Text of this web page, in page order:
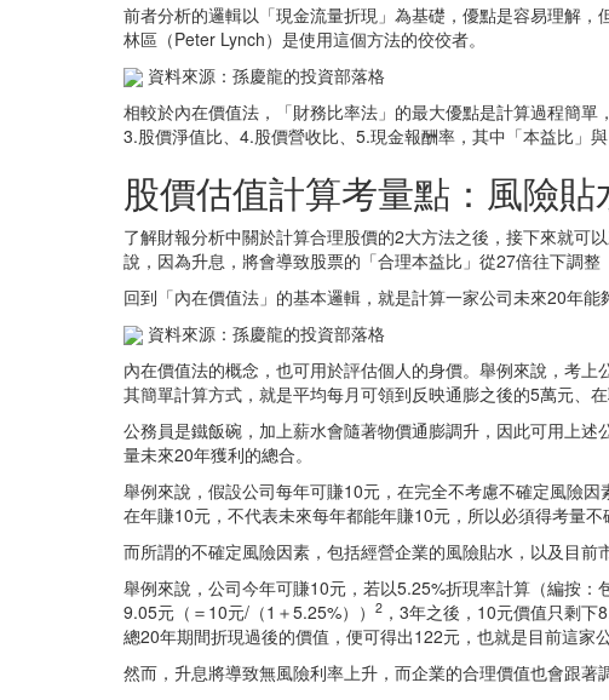
前者分析的邏輯以「現金流量折現」為基礎，優點是容易理解
林區（Peter Lynch）是使用這個方法的佼佼者。
資料來源：孫慶龍的投資部落格
相較於內在價值法，「財務比率法」的最大優點是計算過程簡
3.股價淨值比、4.股價營收比、5.現金報酬率，其中「本益比」
股價估值計算考量點：風險
了解財報分析中關於計算合理股價的2大方法之後，接下來就可
說，因為升息，將會導致股票的「合理本益比」從27倍往下調
回到「內在價值法」的基本邏輯，就是計算一家公司未來20年
資料來源：孫慶龍的投資部落格
內在價值法的概念，也可用於評估個人的身價。舉例來說，考
其簡單計算方式，就是平均每月可領到反映通膨之後的5萬元、
公務員是鐵飯碗，加上薪水會隨著物價通膨調升，因此可用上
量未來20年獲利的總合。
舉例來說，假設公司每年可賺10元，在完全不考慮不確定風險
在年賺10元，不代表未來每年都能年賺10元，所以必須得考量不
而所謂的不確定風險因素，包括經營企業的風險貼水，以及目
舉例來說，公司今年可賺10元，若以5.25%折現率計算（編按
9.05元（＝10元/（1＋5.25%）） 2 ，3年之後，10元價值只剩下
總20年期間折現過後的價值，便可得出122元，也就是目前這家
然而，升息將導致無風險利率上升，而企業的合理價值也會跟著